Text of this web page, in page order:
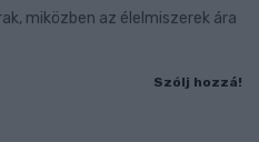
miközben az élelmiszerek ára
Szólj hozzá!